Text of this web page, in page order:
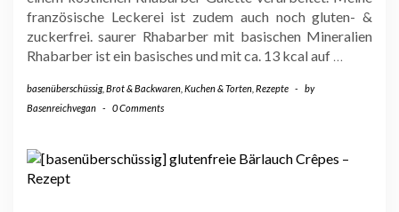
französische Leckerei ist zudem auch noch gluten- &
zuckerfrei. saurer Rhabarber mit basischen Mineralien
Rhabarber ist ein basisches und mit ca. 13 kcal auf …
basenüberschüssig, Brot & Backwaren Kuchen & Torten Rezepte -
by
Basenreichvegan - 0 Comments